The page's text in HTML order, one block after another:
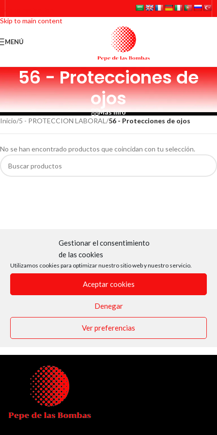
Gestionar el consentimiento
de las cookies
Utilizamos cookies para optimizar nuestro sitio web y nuestro servicio.
Aceptar cookies
Denegar
Ver preferencias
Skip to navigation
Skip to main content
MENÚ
56 - Protecciones de
ojos
Más info
Inicio/5 - PROTECCION LABORAL /56 - Protecciones de ojos
No se han encontrado productos que coincidan con tu selección.